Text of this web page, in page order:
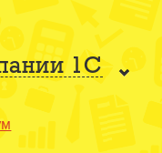
1С